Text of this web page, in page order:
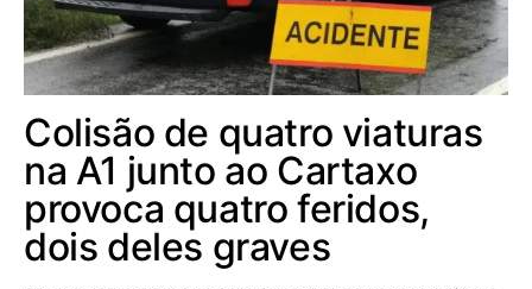
Colisão de quatro viaturas
na A1 junto ao Cartaxo
provoca quatro feridos,
dois deles graves